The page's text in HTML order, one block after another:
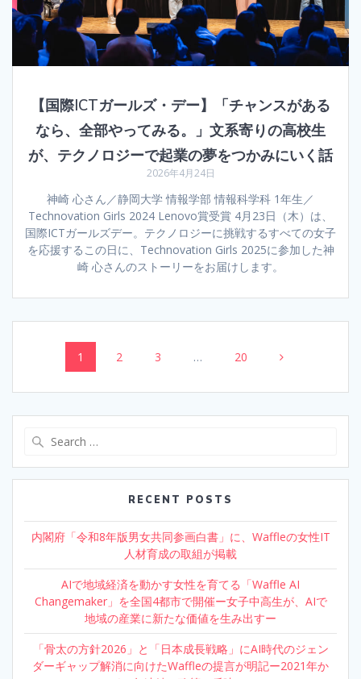
【国際ICTガールズ・デー】「チャンスがある
なら、全部やってみる。」文系寄りの高校生
が、テクノロジーで起業の夢をつかみにいく話
2026年4月24日
神崎 心さん／静岡大学 情報学部 情報科学科 1年生／
Technovation Girls 2024 Lenovo賞受賞 4月23日（木）は、
国際ICTガールズデー。テクノロジーに挑戦するすべての女子
を応援するこの日に、Technovation Girls 2025に参加した神
崎 心さんのストーリーをお届けします。
Posts
navigation
Page
1 Page
2 Page
3 … Page
20
RECENT POSTS
内閣府「令和8年版男女共同参画白書」に、Waffleの女性IT
人材育成の取組が掲載
AIで地域経済を動かす女性を育てる「Waffle AI
Changemaker」を全国4都市で開催ー女子中高生が、AIで
地域の産業に新たな価値を生み出すー
「骨太の方針2026」と「日本成長戦略」にAI時代のジェン
ダーギャップ解消に向けたWaffleの提言が明記ー2021年か